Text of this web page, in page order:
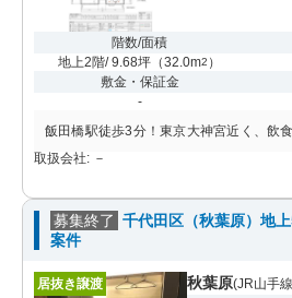
階数/面積
地上2階/ 9.68坪 （32.0m2 ）
敷金・保証金
-
飯田橋駅徒歩3分！東京大神宮近く、飲
取扱会社: －
募集終了 千代田区（秋葉原）地
案件
居抜き譲渡 秋葉原(JR山手